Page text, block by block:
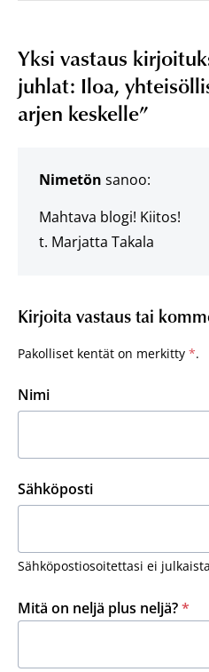
Yksi vastaus
juhlat: Iloa,
arjen keskelle”
Nimetön sanoo:
Mahtava blogi! Kiitos!
t. Marjatta Takala
Kirjoita vastaus tai
Pakolliset kentät on merkitty *.
Nimi
Sähköposti
Sähköpostiosoitettasi ei
Mitä on neljä plus neljä?*